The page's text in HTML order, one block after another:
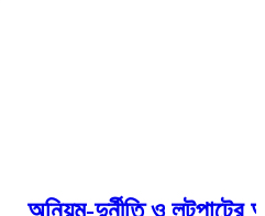
অনিয়ম-দুর্নীতি ও লুটপাটের